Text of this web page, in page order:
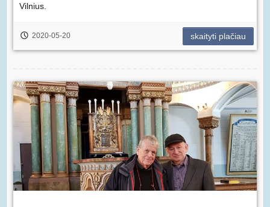
Vilnius.
2020-05-20 skaityti plačiau